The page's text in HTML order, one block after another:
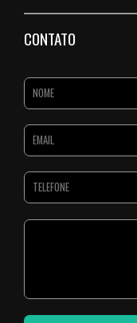
CONTATO